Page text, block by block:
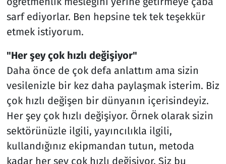
sarf ediyorlar. Ben hepsine tek tek teşekkür
etmek istiyorum.
"Her şey çok hızlı değişiyor"
Daha önce de çok defa anlattım ama sizin
vesilenizle bir kez daha paylaşmak isterim. Biz
çok hızlı değişen bir dünyanın içerisindeyiz.
Her şey çok hızlı değişiyor. Örnek olarak sizin
sektörünüzle ilgili, yayıncılıkla ilgili,
kullandığınız ekipmandan tutun, metoda
kadar her şey çok hızlı değişiyor. Siz bu